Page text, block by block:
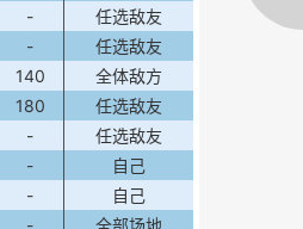
-
任选敌友
-
任选敌友
140
全体敌方
180
任选敌友
-
任选敌友
-
自己
-
自己
- 全部场地